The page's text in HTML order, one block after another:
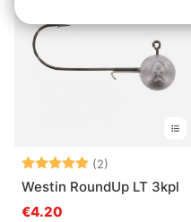
Arvio: (2)
5.0 5:sta
Westin RoundUp LT 3kpl
€4.20